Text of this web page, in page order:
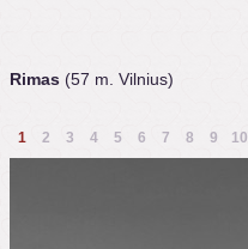
Rimas (57 m. Vilnius)
1 2 3 4 5 6 7 8 9 10